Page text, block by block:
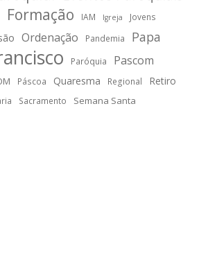
Formação IAM Igreja Jovens
Ordenação Pandemia Papa
Paróquia
Pascom
Páscoa Quaresma Regional Retiro
Sacramento Semana Santa